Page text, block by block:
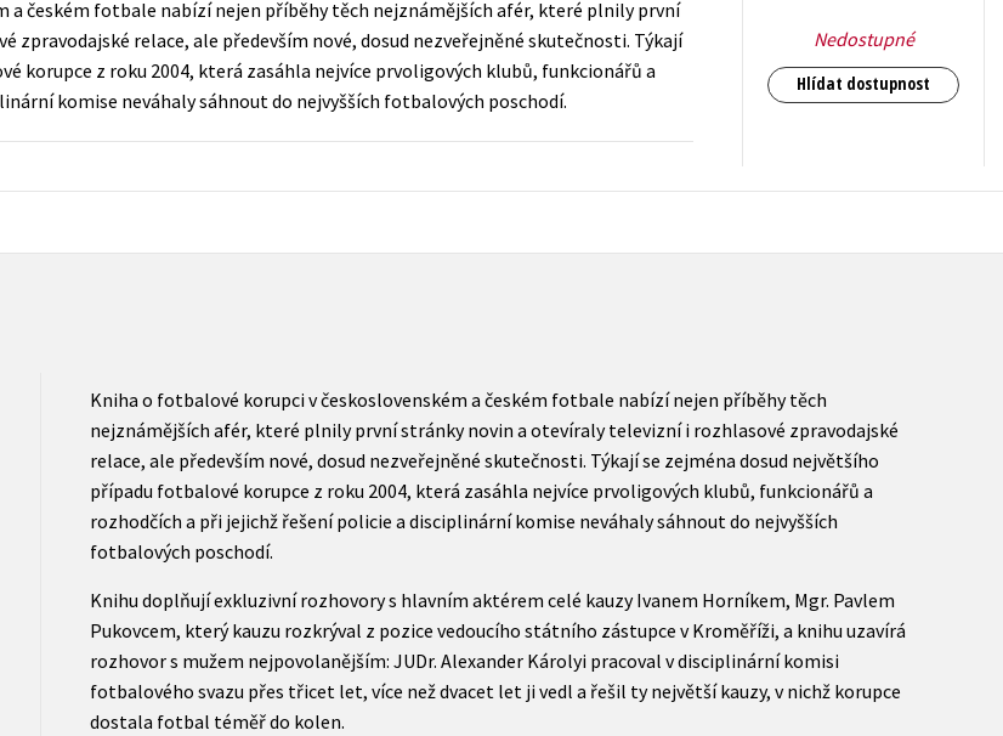
- naučná pro dospělé
- naučné pro děti
a zahrada
Young adult (SK)
Zahraniční literatura
a českém fotbale nabízí nejen příběhy těch nejznámějších afér, které plnily první
relace, ale především nové, dosud nezveřejněné skutečnosti. Týkají
korupce z roku 2004, která zasáhla nejvíce prvoligových klubů, funkcionářů a
komise neváhaly sáhnout do nejvyšších fotbalových poschodí.
Nedostupné
Hlídat dostupnost
Kniha o fotbalové korupci v československém a českém fotbale nabízí nejen příběhy těch
nejznámějších afér, které plnily první stránky novin a otevíraly televizní i rozhlasové zpravodajské
relace, ale především nové, dosud nezveřejněné skutečnosti. Týkají se zejména dosud největšího
případu fotbalové korupce z roku 2004, která zasáhla nejvíce prvoligových klubů, funkcionářů a
rozhodčích a při jejichž řešení policie a disciplinární komise neváhaly sáhnout do nejvyšších
fotbalových poschodí.
Knihu doplňují exkluzivní rozhovory s hlavním aktérem celé kauzy Ivanem Horníkem, Mgr. Pavlem
Pukovcem, který kauzu rozkrýval z pozice vedoucího státního zástupce v Kroměříži, a knihu uzavírá
rozhovor s mužem nejpovolanějším: JUDr. Alexander Károlyi pracoval v disciplinární komisi
fotbalového svazu přes třicet let, více než dvacet let ji vedl a řešil ty největší kauzy, v nichž korupce
dostala fotbal téměř do kolen.